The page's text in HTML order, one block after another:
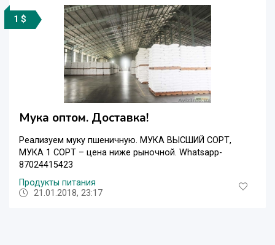
1 $
Мука оптом. Доставка!
Реализуем муку пшеничную. МУКА ВЫСШИЙ СОРТ,
МУКА 1 СОРТ – цена ниже рыночной. Whatsapp-
87024415423
Продукты питания
21.01.2018, 23:17